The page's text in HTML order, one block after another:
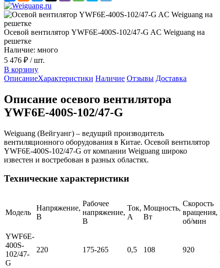
Осевой вентилятор YWF6E-400S-102/47-G AC Weiguang на
решетке
Наличие: много
5 476 ₽ / шт.
В корзину
ОписаниеХарактеристики Наличие Отзывы Доставка
Описание осевого вентилятора
YWF6E-400S-102/47-G
Weiguang (Вейгуанг) – ведущий производитель
вентиляционного оборудования в Китае. Осевой вентилятор
YWF6E-400S-102/47-G от компании Weiguang широко
известен и востребован в разных областях.
Технические характеристики
Модель
Напряжение,
В
Рабочее
напряжение,
В
Ток,
А
Мощность,
Вт
Скорость
вращения,
об/мин
YWF6E-
400S-
102/47-
G
220 175-265 0,5 108 920